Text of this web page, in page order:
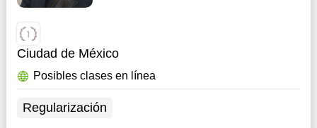
Ciudad de México
Posibles clases en línea
Regularización